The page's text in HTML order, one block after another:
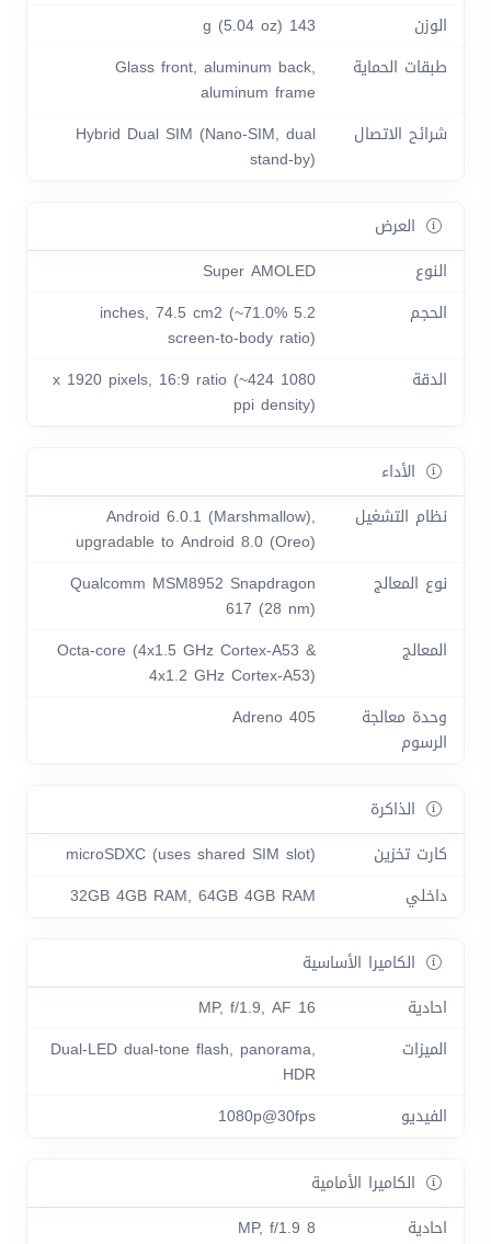
الوزن
143 g (5.04 oz)
طبقات الحماية
Glass front, aluminum back,
aluminum frame
شرائح الاتصال
Hybrid Dual SIM (Nano-SIM, dual
stand-by)
العرض
النوع
Super AMOLED
الحجم
5.2 inches, 74.5 cm2 (~71.0%
screen-to-body ratio)
الدقة
1080 x 1920 pixels, 16:9 ratio (~424
ppi density)
الأداء
نظام التشغيل
Android 6.0.1 (Marshmallow),
upgradable to Android 8.0 (Oreo)
نوع المعالج
Qualcomm MSM8952 Snapdragon
617 (28 nm)
المعالج
Octa-core (4x1.5 GHz Cortex-A53 &
4x1.2 GHz Cortex-A53)
وحدة معالجة
الرسوم
Adreno 405
الذاكرة
كارت تخزين
microSDXC (uses shared SIM slot)
داخلي
32GB 4GB RAM, 64GB 4GB RAM
الكاميرا الأساسية
احادية
16 MP, f/1.9, AF
الميزات
Dual-LED dual-tone flash, panorama,
HDR
الفيديو
1080p@30fps
الكاميرا الأمامية
احادية
8 MP, f/1.9